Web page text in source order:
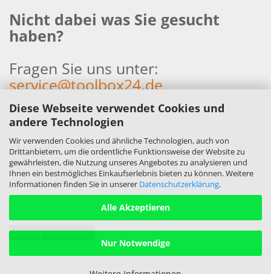
Diese Webseite verwendet Cookies und
andere Technologien
Wir verwenden Cookies und ähnliche Technologien, auch von
Drittanbietern, um die ordentliche Funktionsweise der Website zu
gewährleisten, die Nutzung unseres Angebotes zu analysieren und
Ihnen ein bestmögliches Einkaufserlebnis bieten zu können. Weitere
Informationen finden Sie in unserer Datenschutzerklärung.
Alle Akzeptieren
Nur Notwendige
Nicht dabei was Sie gesucht
haben?
Fragen Sie uns unter:
service@toolbox24.de
Händleranfragen und
Kooperationen sind sehr
erwünscht!
Vertrag widerrufen